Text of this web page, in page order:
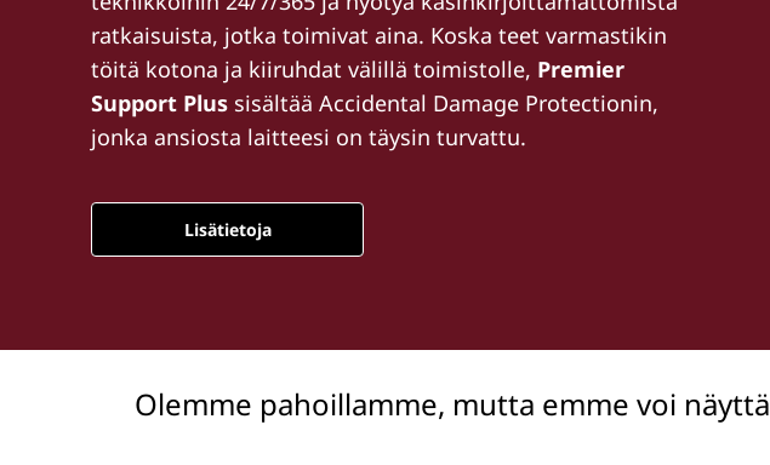
ratkaisuista, jotka toimivat aina. Koska teet varmastikin
töitä kotona ja kiiruhdat välillä toimistolle, Premier
Support Plus sisältää Accidental Damage Protectionin,
jonka ansiosta laitteesi on täysin turvattu.
Lisätietoja
Olemme pahoillamme, mutta emme voi